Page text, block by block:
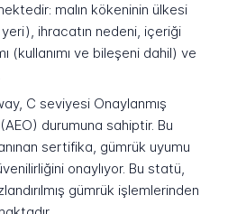
malın kökeninin ülkesi
ihracatın nedeni, içeriği
(kullanımı ve bileşeni dahil) ve
C seviyesi Onaylanmış
durumuna sahiptir. Bu
sertifika, gümrük uyumu
onaylıyor. Bu statü,
gümrük işlemlerinden